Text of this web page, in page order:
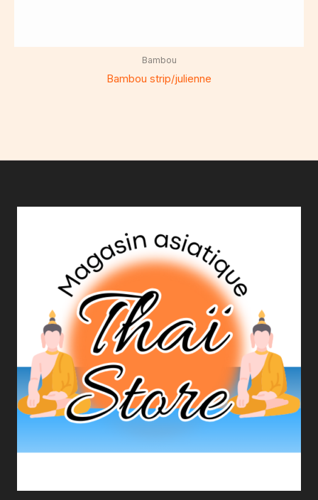
Bambou
Bambou strip/julienne